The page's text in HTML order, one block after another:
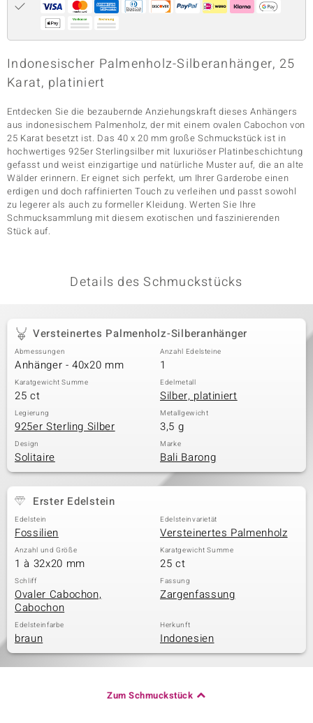
Classics
Indonesischer Palmenholz-Silberanhänger, 25
Karat, platiniert
Entdecken Sie die bezaubernde Anziehungskraft dieses Anhängers
aus indonesischem Palmenholz, der mit einem ovalen Cabochon von
25 Karat besetzt ist. Das 40 x 20 mm große Schmuckstück ist in
hochwertiges 925er Sterlingsilber mit luxuriöser Platinbeschichtung
gefasst und weist einzigartige und natürliche Muster auf, die an alte
Wälder erinnern. Er eignet sich perfekt, um Ihrer Garderobe einen
erdigen und doch raffinierten Touch zu verleihen und passt sowohl
zu legerer als auch zu formeller Kleidung. Werten Sie Ihre
Schmucksammlung mit diesem exotischen und faszinierenden
Stück auf.
Details des Schmuckstücks
Versteinertes Palmenholz-Silberanhänger
Abmessungen
Anhänger - 40x20 mm
Anzahl Edelsteine
1
Karatgewicht Summe
25 ct
Edelmetall
Silber, platiniert
Legierung
925er Sterling Silber
Metallgewicht
3,5 g
Design
Solitaire
Marke
Bali Barong
Erster Edelstein
Edelstein
Fossilien
Edelsteinvarietät
Versteinertes Palmenholz
Anzahl und Größe
1 à 32x20 mm
Karatgewicht Summe
25 ct
Schliff
Ovaler Cabochon,
Cabochon
Fassung
Zargenfassung
Edelsteinfarbe
braun
Herkunft
Indonesien
Zum Schmuckstück